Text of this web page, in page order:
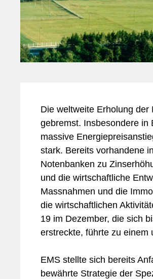
Die weltweite Erholung
gebremst. Insbesondere in
massive
stark. Bereits vorhandene
Notenbanken zu
und die wirtschaftliche
Massnahmen und die
die wirtschaftlichen
19 im Dezember, die sich
erstreckte, führte zu einem
EMS stellte sich bereits
bewährte Strategie der